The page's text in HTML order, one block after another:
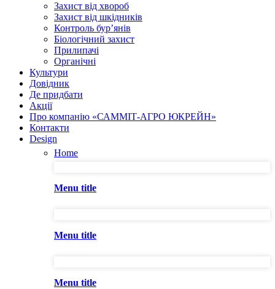
Захист від хвороб
Захист від шкідників
Контроль бур’янів
Біологічний захист
Прилипачі
Органічні
Культури
Довідник
Де придбати
Акції
Про компанію «САММІТ-АГРО ЮКРЕЙН»
Контакти
Design
Home
Menu title
Menu title
Menu title